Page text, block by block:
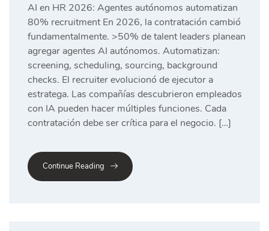
AI en HR 2026: Agentes autónomos automatizan
80% recruitment En 2026, la contratación cambió
fundamentalmente. >50% de talent leaders planean
agregar agentes AI autónomos. Automatizan:
screening, scheduling, sourcing, background
checks. El recruiter evolucionó de ejecutor a
estratega. Las compañías descubrieron empleados
con IA pueden hacer múltiples funciones. Cada
contratación debe ser crítica para el negocio. […]
Continue Reading